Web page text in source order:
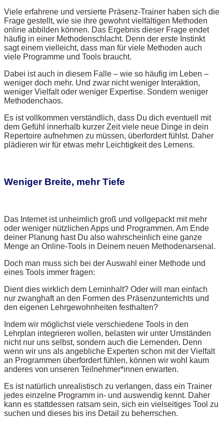
Viele erfahrene und versierte Präsenz-Trainer haben sich die
Frage gestellt, wie sie ihre gewohnt vielfältigen Methoden
online abbilden können. Das Ergebnis dieser Frage endet
häufig in einer Methodenschlacht. Denn der erste Instinkt
sagt einem vielleicht, dass man für viele Methoden auch
viele Programme und Tools braucht.
Dabei ist auch in diesem Falle – wie so häufig im Leben –
weniger doch mehr. Und zwar nicht weniger Interaktion,
weniger Vielfalt oder weniger Expertise. Sondern weniger
Methodenchaos.
Es ist vollkommen verständlich, dass Du dich eventuell mit
dem Gefühl innerhalb kurzer Zeit viele neue Dinge in dein
Repertoire aufnehmen zu müssen, überfordert fühlst. Daher
plädieren wir für etwas mehr Leichtigkeit des Lernens.
Weniger Breite, mehr Tiefe
Das Internet ist unheimlich groß und vollgepackt mit mehr
oder weniger nützlichen Apps und Programmen. Am Ende
deiner Planung hast Du also wahrscheinlich eine ganze
Menge an Online-Tools in Deinem neuen Methodenarsenal.
Doch man muss sich bei der Auswahl einer Methode und
eines Tools immer fragen:
Dient dies wirklich dem Lerninhalt? Oder will man einfach
nur zwanghaft an den Formen des Präsenzunterrichts und
den eigenen Lehrgewohnheiten festhalten?
Indem wir möglichst viele verschiedene Tools in den
Lehrplan integrieren wollen, belasten wir unter Umständen
nicht nur uns selbst, sondern auch die Lernenden. Denn
wenn wir uns als angebliche Experten schon mit der Vielfalt
an Programmen überfordert fühlen, können wir wohl kaum
anderes von unseren Teilnehmer*innen erwarten.
Es ist natürlich unrealistisch zu verlangen, dass ein Trainer
jedes einzelne Programm in- und auswendig kennt. Daher
kann es stattdessen ratsam sein, sich ein vielseitiges Tool zu
suchen und dieses bis ins Detail zu beherrschen.